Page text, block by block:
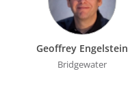
Geoffrey Engelstein
Bridgewater